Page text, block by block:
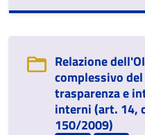
Relazione
complessivo
trasparenza e
interni (art. 14,
150/2009)